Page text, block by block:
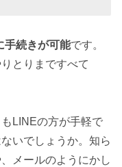
手続きが可能です。
とりまですべて
LINEの方が手軽で
いでしょうか。知ら
メールのようにかし